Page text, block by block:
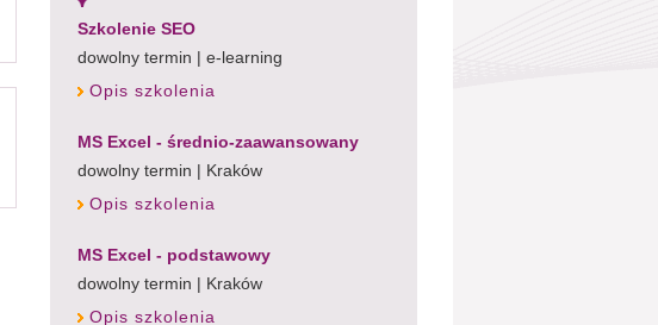
Szkolenie SEO
dowolny termin | e-learning
Opis szkolenia
MS Excel - średnio-zaawansowany
dowolny termin | Kraków
Opis szkolenia
MS Excel - podstawowy
dowolny termin | Kraków
Opis szkolenia